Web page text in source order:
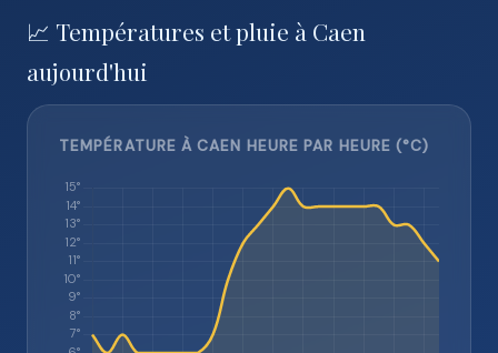
📈 Températures et pluie à Caen
aujourd'hui
TEMPÉRATURE À CAEN HEURE PAR HEURE (°C)